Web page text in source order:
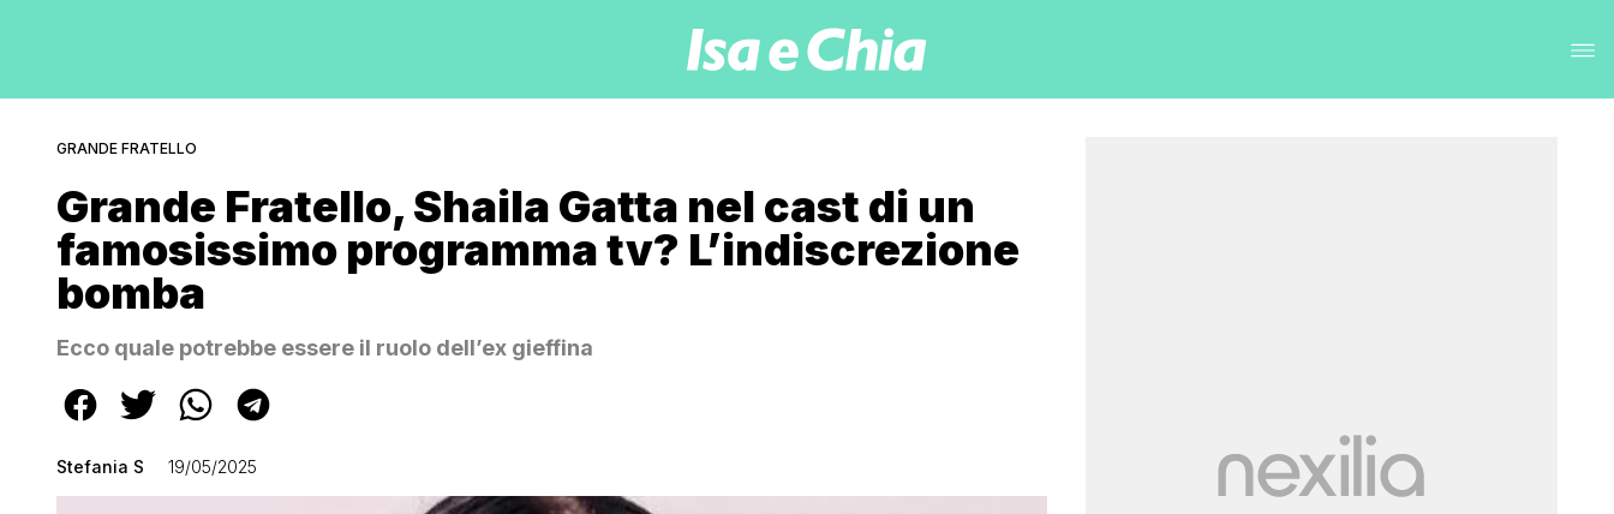
GRANDE FRATELLO
Grande Fratello, Shaila Gatta nel cast di un
famosissimo programma tv? L’indiscrezione
bomba
Ecco quale potrebbe essere il ruolo dell’ex gieffina
Stefania S 19/05/2025